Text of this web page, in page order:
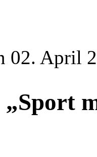
02. April
„Sport